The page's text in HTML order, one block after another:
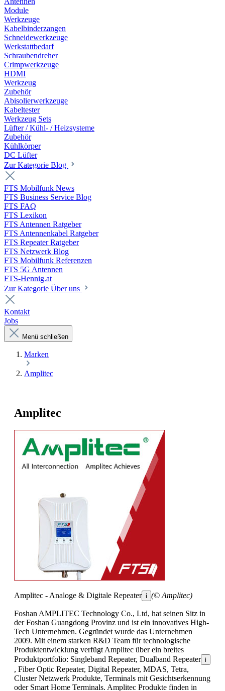
Module
Werkzeuge
Kabelbinderzangen
Schneidewerkzeuge
Werkstattbedarf
Schraubendreher
Crimpwerkzeuge
HDMI
Werkzeug
Zubehör
Abisolierwerkzeuge
Kabeltester
Werkzeug Sets
Lüfter / Kühl- / Heizsysteme
Zubehör
Kühlkörper
DC Lüfter
Zur Kategorie Blog
FTS Mobilfunk News
FTS Business Service Blog
FTS FAQ
FTS Lexikon
FTS Antennen Ratgeber
FTS Antennenkabel Ratgeber
FTS Repeater Ratgeber
FTS Netzwerk Blog
FTS Mobilfunk Referenzen
FTS 5G Antennen
FTS-Hennig.at
Zur Kategorie Über uns
Kontakt
Jobs
Menü schließen
Marken
Amplitec
Amplitec
Amplitec - Analoge & Digitale Repeater i (© Amplitec)
Foshan AMPLITEC Technology Co., Ltd, hat seinen Sitz in
der Foshan Guangdong Provinz und ist ein innovatives High-
Tech Unternehmen. Gegründet wurde das Unternehmen
2009. Mit einem starken R&D Team für technologische
Produktentwicklung verfügt Amplitec über ein breites
Produktportfolio: Singleband Repeater, Dualband Repeater i
, Fiber Optic Repeater, Digital Repeater, MDAS, Tetra,
Cluster Netzwerk Produkte, Terminals mit Gesichtserkennung
oder Smart Home Terminals. Amplitec Produkte finden in